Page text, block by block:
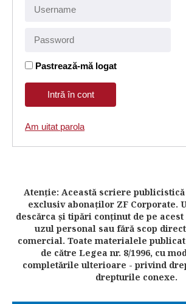
Pastrează-mă logat
Am uitat parola
Atenţie: Această scriere
exclusiv abonaţilor ZF Corporate.
descărca şi tipări conţinut de pe
uzul personal sau fără scop
comercial. Toate materialele
de către Legea nr. 8/1996, cu
completările ulterioare - privind
drepturile conexe.